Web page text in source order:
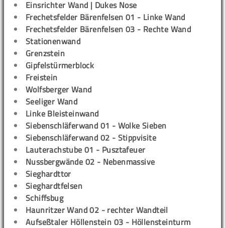
Einsrichter Wand | Dukes Nose
Frechetsfelder Bärenfelsen 01 - Linke Wand
Frechetsfelder Bärenfelsen 03 - Rechte Wand
Stationenwand
Grenzstein
Gipfelstürmerblock
Freistein
Wolfsberger Wand
Seeliger Wand
Linke Bleisteinwand
Siebenschläferwand 01 - Wolke Sieben
Siebenschläferwand 02 - Stippvisite
Lauterachstube 01 - Pusztafeuer
Nussbergwände 02 - Nebenmassive
Sieghardttor
Sieghardtfelsen
Schiffsbug
Haunritzer Wand 02 - rechter Wandteil
Aufseßtaler Höllenstein 03 - Höllensteinturm